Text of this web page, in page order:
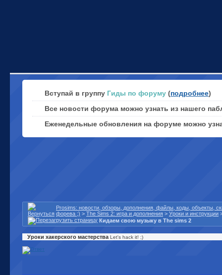
Вступай в группу Гиды по форуму (подробнее)
Все новости форума можно узнать из нашего
Еженедельные обновления на форуме можно
Prosims: новости, обзоры, дополнения, файлы, коды, объекты,
форева ;) > The Sims 2: игра и дополнения > Уроки и инструкции
Кидаем свою музыку в The sims 2
Уроки хакерского мастерства Let's hack it! ;)